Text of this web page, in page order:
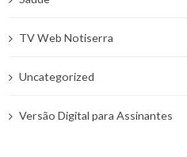
TV Web Notiserra
Uncategorized
Versão Digital para Assinantes